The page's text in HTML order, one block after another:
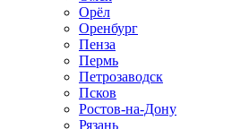
Орёл
Оренбург
Пенза
Пермь
Петрозаводск
Псков
Ростов-на-Дону
Рязань